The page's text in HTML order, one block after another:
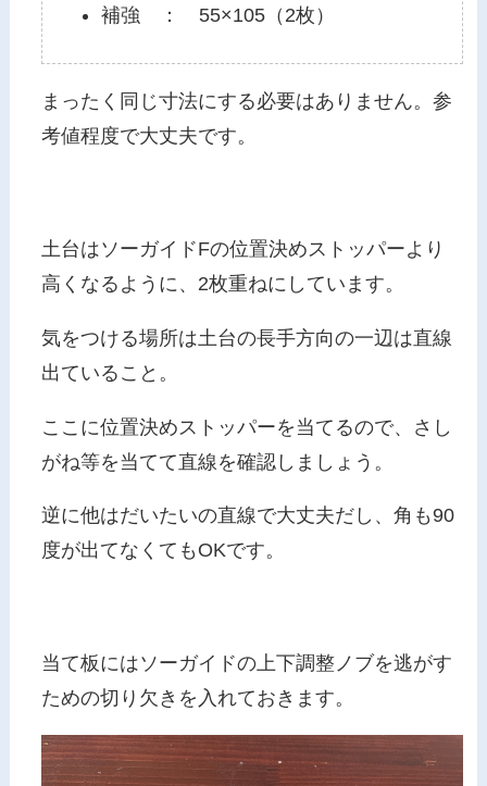
補強 ： 55×105（2枚）
まったく同じ寸法にする必要はありません。参
考値程度で大丈夫です。
土台はソーガイドFの位置決めストッパーより
高くなるように、2枚重ねにしています。
気をつける場所は土台の長手方向の一辺は直線
出ていること。
ここに位置決めストッパーを当てるので、さし
がね等を当てて直線を確認しましょう。
逆に他はだいたいの直線で大丈夫だし、角も90
度が出てなくてもOKです。
当て板にはソーガイドの上下調整ノブを逃がす
ための切り欠きを入れておきます。